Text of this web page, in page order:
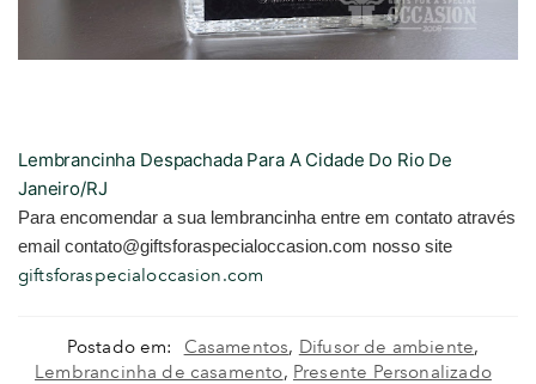
Lembrancinha Despachada Para A Cidade Do Rio De
Janeiro/RJ
Para encomendar a sua lembrancinha entre em contato através
email contato@giftsforaspecialoccasion.com nosso site
giftsforaspecialoccasion.com
Postado em: Casamentos, Difusor de ambiente,
Lembrancinha de casamento, Presente Personalizado